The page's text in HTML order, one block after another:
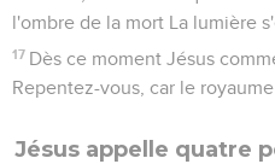
l'ombre de la mort La lumière
17 Dès ce moment Jésus
Repentez-vous, car le
Jésus appelle quatre